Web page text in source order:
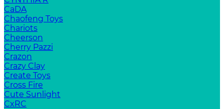
CaDA
Chaofeng Toys
Chariots
Cheerson
Cherry Pazzi
Crazon
Crazy Clay
Create Toys
Cross Fire
Cute Sunlight
CxRC